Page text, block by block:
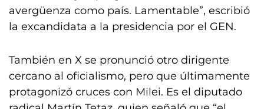
avergüenza como país. Lamentable”, escribió
la excandidata a la presidencia por el GEN.
También en X se pronunció otro dirigente
cercano al oficialismo, pero que últimamente
protagonizó cruces con Milei. Es el diputado